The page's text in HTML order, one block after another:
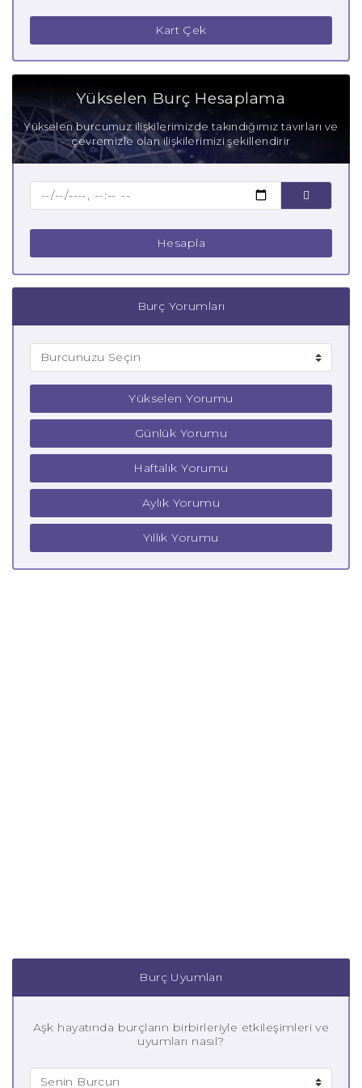
Akrep Burcu Güçlü Yanları
Akrep Burcu Zayıf Yanları
Anne Akrep Burcu
Baba Akrep Burcu
Kart Çek
Yükselen Burç Hesaplama
Yükselen burcumuz ilişkilerimizde takındığımız tavırları ve
çevremizle olan ilişkilerimizi şekillendirir
Hesapla
Burç Yorumları
Yükselen Yorumu
Günlük Yorumu
Haftalık Yorumu
Aylık Yorumu
Yıllık Yorumu
Burç Uyumları
Aşk hayatında burçların birbirleriyle etkileşimleri ve
uyumları nasıl?